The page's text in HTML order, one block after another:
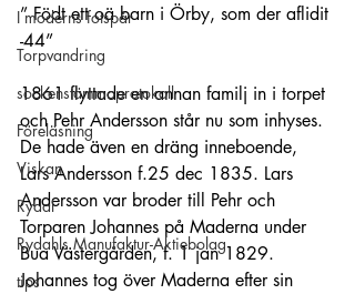
I moderns fotspår
Torpvandring
sockenstämmoprotokoll
Föreläsning
Viskan
Rydal
Rydahls Manufaktur-Aktiebolag
tips
” Födt ett oä barn i Örby, som der aflidit
-44”
1861 flyttade en annan familj in i torpet
och Pehr Andersson står nu som inhyses.
De hade även en dräng inneboende,
Lars Andersson f.25 dec 1835. Lars
Andersson var broder till Pehr och
Torparen Johannes på Maderna under
Bua Västergården, f. 1 jan 1829.
Johannes tog över Maderna efter sin